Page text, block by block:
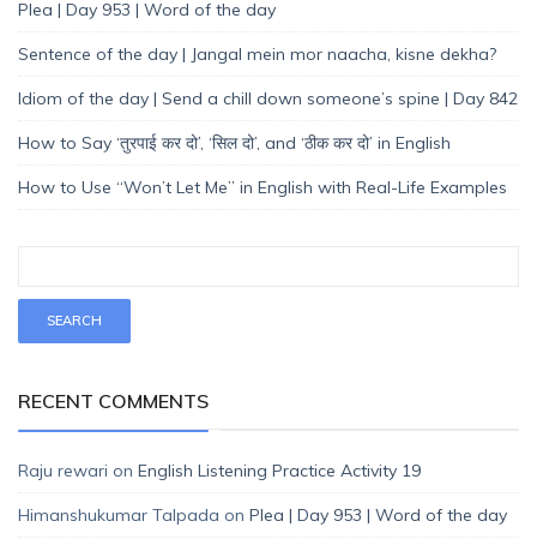
Plea | Day 953 | Word of the day
Sentence of the day | Jangal mein mor naacha, kisne dekha?
Idiom of the day | Send a chill down someone’s spine | Day 842
How to Say ‘तुरपाई कर दो’, ‘सिल दो’, and ‘ठीक कर दो’ in English
How to Use “Won’t Let Me” in English with Real-Life Examples
RECENT COMMENTS
Raju rewari on English Listening Practice Activity 19
Himanshukumar Talpada on Plea | Day 953 | Word of the day